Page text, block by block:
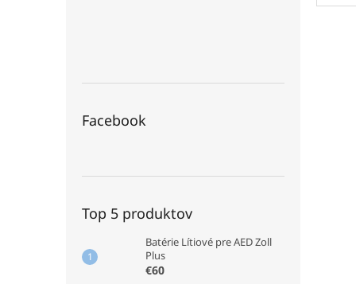
Facebook
Top 5 produktov
Batérie Lítiové pre AED Zoll
Plus
€60